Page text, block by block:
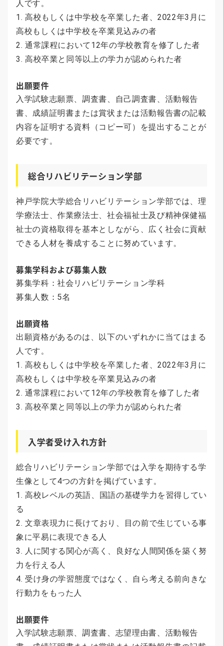
人です。
1. 高校もしくは中学校を卒業した者、2022年3月に
高校もしくは中学校を卒業見込みの者
2. 通常課程において12年の学校教育を修了した者
3. 高校卒業と同等以上の学力が認められた者
出願要件
入学試験志願票、調査書、自己調査書、活動報告
書、成績証明書または賞状または活動報告書の記載
内容を証明する資料（コピー可）を提出することが
必要です。
総合リハビリテーション学部
神戸学院大学総合リハビリテーション学部では、理
学療法士、作業療法士、社会福祉士及び精神保健福
祉士の資格取得を基本としながら、広く社会に貢献
できる人材を養成することに努めています。
募集学科および募集人数
募集学科：社会リハビリテーション学科
募集人数：5名
出願資格
出願資格があるのは、以下のいずれかに当てはまる
人です。
1. 高校もしくは中学校を卒業した者、2022年3月に
高校もしくは中学校を卒業見込みの者
2. 通常課程において12年の学校教育を修了した者
3. 高校卒業と同等以上の学力が認められた者
入学者受け入れ方針
総合リハビリテーション学部では入学を期待する学
生像として4つの方針を掲げています。
1. 高校レベルの英語、国語の基礎学力を習得してい
る
2. 文章表現力に長けており、目の前で生じている事
象に平易に表現できる人
3. 人に関する関心が高く、良好な人間関係を築く努
力を行える人
4. 受け身の学習態度ではなく、自ら考える前向きな
行動力をもった人
出願要件
入学試験志願票、調査書、志望理由書、活動報告